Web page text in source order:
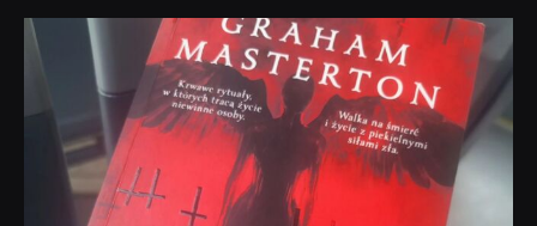
dobryhorror
Sie 23